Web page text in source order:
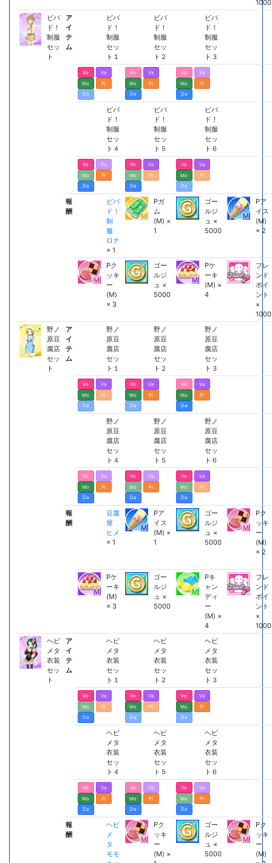
1000
ビバ
ド！
制服
セッ
ト
ア
イ
テ
ム
ビバ
ド！
制服
セッ
ト１
ビバ
ド！
制服
セッ
ト２
ビバ
ド！
制服
セッ
ト３
Vo
Va
Mo
Pl
Da
Vo
Va
Mo
Pl
Da
Vo
Va
Mo
Pl
Da
ビバ
ド！
制服
セッ
ト４
ビバ
ド！
制服
セッ
ト５
ビバ
ド！
制服
セッ
ト６
Vo
Va
Mo
Pl
Da
Vo
Va
Mo
Pl
Da
Vo
Va
Mo
Pl
Da
報
酬
ビバ
ド！
制
服
ロナ
× 1
Pガ
ム
(M) ×
1
ゴー
ルジ
ュ ×
5000
Pア
イス
(M)
× 2
Pク
ッキ
ー
(M)
× 3
ゴー
ルジ
ュ ×
5000
Pケ
ーキ
(M) ×
4
フレ
ンド
ポイ
ント
×
1000
野ノ
原豆
腐店
セッ
ト
ア
イ
テ
ム
野ノ
原豆
腐店
セッ
ト１
野ノ
原豆
腐店
セッ
ト２
野ノ
原豆
腐店
セッ
ト３
Vo
Va
Mo
Pl
Da
Vo
Va
Mo
Pl
Da
Vo
Va
Mo
Pl
Da
野ノ
原豆
腐店
セッ
ト４
野ノ
原豆
腐店
セッ
ト５
野ノ
原豆
腐店
セッ
ト６
Vo
Va
Mo
Pl
Da
Vo
Va
Mo
Pl
Da
Vo
Va
Mo
Pl
Da
報
酬
豆腐
屋
ヒメ
× 1
Pア
イス
(M) ×
1
ゴー
ルジ
ュ ×
5000
Pク
ッキ
ー
(M)
× 2
Pケ
ーキ
(M)
× 3
ゴー
ルジ
ュ ×
5000
Pキ
ャン
ディ
ー
(M) ×
4
フレ
ンド
ポイ
ント
×
1000
ヘビ
メタ
衣装
セッ
ト
ア
イ
テ
ム
ヘビ
メタ
衣装
セッ
ト１
ヘビ
メタ
衣装
セッ
ト２
ヘビ
メタ
衣装
セッ
ト３
Vo
Va
Mo
Pl
Da
Vo
Va
Mo
Pl
Da
Vo
Va
Mo
Pl
Da
ヘビ
メタ
衣装
セッ
ト４
ヘビ
メタ
衣装
セッ
ト５
ヘビ
メタ
衣装
セッ
ト６
Vo
Va
Mo
Pl
Da
Vo
Va
Mo
Pl
Da
Vo
Va
Mo
Pl
Da
報
酬
ヘビ
メ
タ
モモ
Pク
ッキ
ー
(M) ×
ゴー
ルジ
ュ ×
5000
Pク
ッキ
ー
(M)